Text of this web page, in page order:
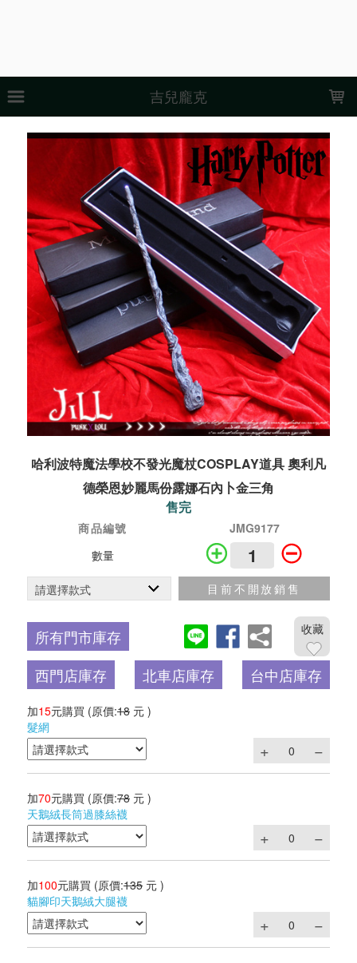
吉兒龐克
哈利波特魔法學校不發光魔杖COSPLAY道具 奧利凡
德榮恩妙麗馬份露娜石內卜金三角
售完
商品編號
JMG9177
數量
目前不開放銷售
所有門市庫存 收藏
西門店庫存 北車店庫存 台中店庫存
加15元購買 (原價:18 元 )
髮網
加70元購買 (原價:78 元 )
天鵝絨長筒過膝絲襪
加100元購買 (原價:135 元 )
貓腳印天鵝絨大腿襪